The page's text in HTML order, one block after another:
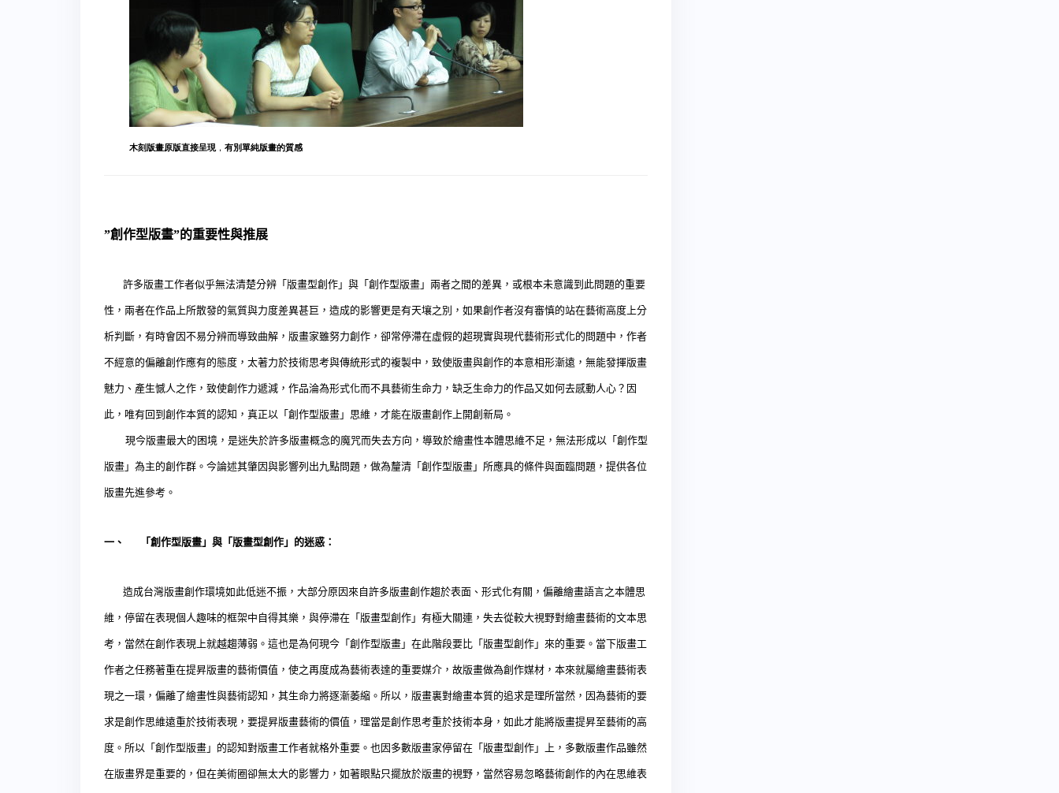
木刻版畫原版直接呈現 ， 有別單純版畫的質感
”創作型版畫”的重要性與推展
許多版畫工作者似乎無法清楚分辨「版畫型創作」與「創作型版畫」兩者之間的差異，或根本未意識到此問題的重要
性，兩者在作品上所散發的氣質與力度差異甚巨，造成的影響更是有天壤之別，如果創作者沒有審慎的站在藝術高度上分
析判斷，有時會因不易分辨而導致曲解，版畫家雖努力創作，卻常停滯在虛假的超現實與現代藝術形式化的問題中，作者
不經意的偏離創作應有的態度，太著力於技術思考與傳統形式的複製中，致使版畫與創作的本意相形漸遠，無能發揮版畫
魅力、產生憾人之作，致使創作力遞減，作品淪為形式化而不具藝術生命力，缺乏生命力的作品又如何去感動人心？因
此，唯有回到創作本質的認知，真正以「創作型版畫」思維，才能在版畫創作上開創新局。
現今版畫最大的困境，是迷失於許多版畫概念的魔咒而失去方向，導致於繪畫性本體思維不足，無法形成以「創作型
版畫」為主的創作群。今論述其肇因與影響列出九點問題，做為釐清「創作型版畫」所應具的條件與面臨問題，提供各位
版畫先進參考。
一、 「創作型版畫」與「版畫型創作」的迷惑：
造成台灣版畫創作環境如此低迷不振，大部分原因來自許多版畫創作趨於表面、形式化有關，偏離繪畫語言之本體思
維，停留在表現個人趣味的框架中自得其樂，與停滯在「版畫型創作」有極大關連，失去從較大視野對繪畫藝術的文本思
考，當然在創作表現上就越趨薄弱。這也是為何現今「創作型版畫」在此階段要比「版畫型創作」來的重要。當下版畫工
作者之任務著重在提昇版畫的藝術價值，使之再度成為藝術表達的重要媒介，故版畫做為創作媒材，本來就屬繪畫藝術表
現之一環，偏離了繪畫性與藝術認知，其生命力將逐漸萎縮。所以，版畫裏對繪畫本質的追求是理所當然，因為藝術的要
求是創作思維遠重於技術表現，要提昇版畫藝術的價值，理當是創作思考重於技術本身，如此才能將版畫提昇至藝術的高
度。所以「創作型版畫」的認知對版畫工作者就格外重要。也因多數版畫家停留在「版畫型創作」上，多數版畫作品雖然
在版畫界是重要的，但在美術圈卻無太大的影響力，如著眼點只擺放於版畫的視野，當然容易忽略藝術創作的內在思維表